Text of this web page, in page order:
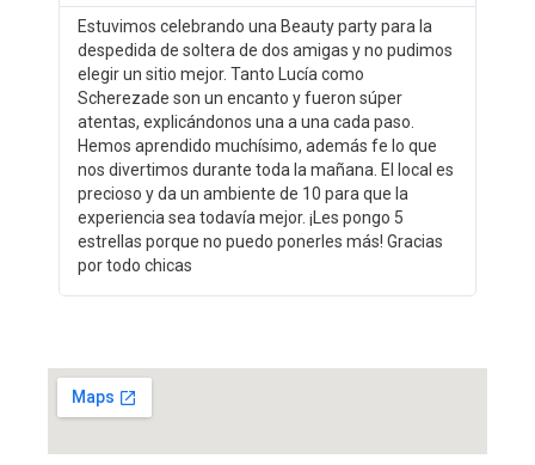
Estuvimos celebrando una Beauty party para la
despedida de soltera de dos amigas y no pudimos
elegir un sitio mejor. Tanto Lucía como
Scherezade son un encanto y fueron súper
atentas, explicándonos una a una cada paso.
Hemos aprendido muchísimo, además fe lo que
nos divertimos durante toda la mañana. El local es
precioso y da un ambiente de 10 para que la
experiencia sea todavía mejor. ¡Les pongo 5
estrellas porque no puedo ponerles más! Gracias
por todo chicas